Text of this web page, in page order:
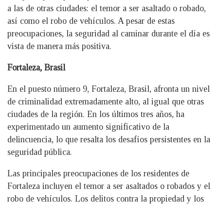
a las de otras ciudades: el temor a ser asaltado o robado,
así como el robo de vehículos. A pesar de estas
preocupaciones, la seguridad al caminar durante el día es
vista de manera más positiva.
Fortaleza, Brasil
En el puesto número 9, Fortaleza, Brasil, afronta un nivel
de criminalidad extremadamente alto, al igual que otras
ciudades de la región. En los últimos tres años, ha
experimentado un aumento significativo de la
delincuencia, lo que resalta los desafíos persistentes en la
seguridad pública.
Las principales preocupaciones de los residentes de
Fortaleza incluyen el temor a ser asaltados o robados y el
robo de vehículos. Los delitos contra la propiedad y los